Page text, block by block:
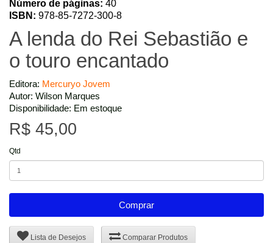
Número de páginas: 40
ISBN: 978-85-7272-300-8
A lenda do Rei Sebastião e
o touro encantado
Editora: Mercuryo Jovem
Autor: Wilson Marques
Disponibilidade: Em estoque
R$ 45,00
Qtd
Comprar
Lista de Desejos Comparar Produtos